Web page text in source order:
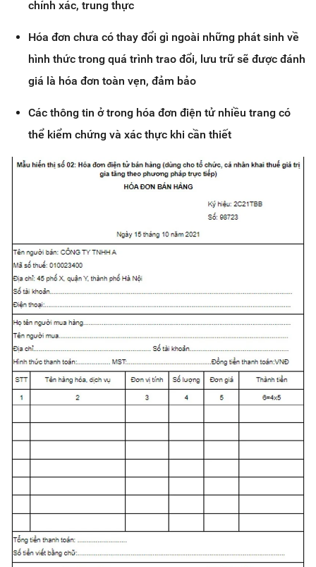
chính xác, trung thực
Hóa đơn chưa có thay đổi gì ngoài những phát sinh về
hình thức trong quá trình trao đổi, lưu trữ sẽ được đánh
giá là hóa đơn toàn vẹn, đảm bảo
Các thông tin ở trong hóa đơn điện tử nhiều trang có
thể kiểm chứng và xác thực khi cần thiết